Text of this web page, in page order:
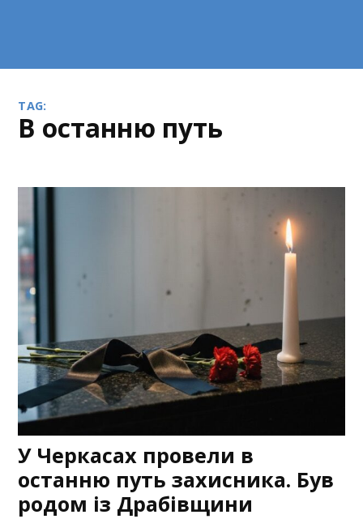
TAG:
в останню путь
У Черкасах провели в
останню путь захисника. Був
родом із Драбівщини